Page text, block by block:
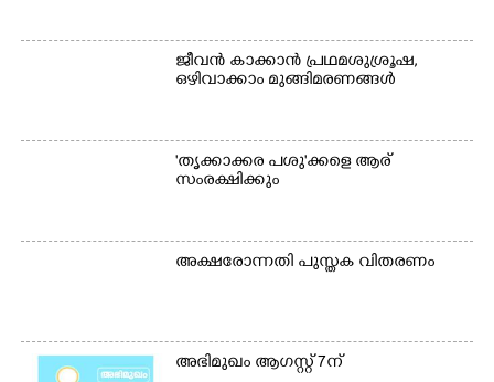
ജീവൻ കാക്കാൻ പ്രഥമശുശ്രൂഷ,
ഒഴിവാക്കാം മുങ്ങിമരണങ്ങൾ
'തൃക്കാക്കര പശു'ക്കളെ ആര്
സംരക്ഷിക്കും
അക്ഷരോന്നതി പുസ്തക വിതരണം
അഭിമുഖം ആഗസ്റ്റ് 7ന്